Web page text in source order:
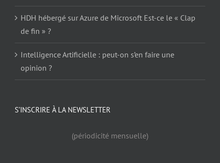
HDH hébergé sur Azure de Microsoft Est-ce le « Clap
de fin » ?
Intelligence Artificielle : peut-on s’en faire une
opinion ?
S’INSCRIRE À LA NEWSLETTER
(périodicité mensuelle)